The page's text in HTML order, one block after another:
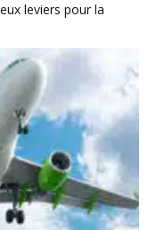
leviers pour la